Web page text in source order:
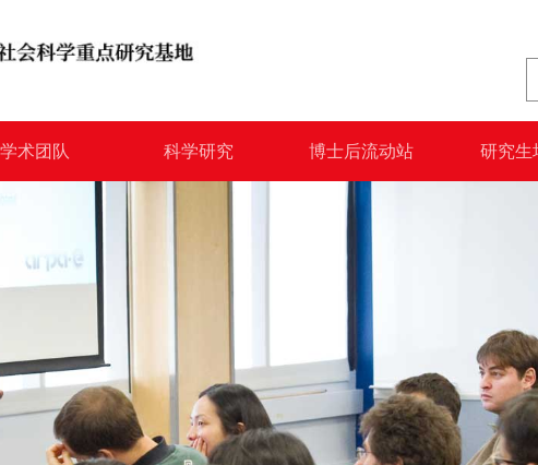
学术团队 科学研究 博士后流动站 研究生